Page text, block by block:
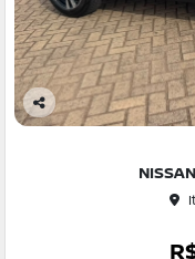
Co